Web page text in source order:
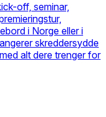
off, seminar,
i Norge eller i
skreddersydde
alt dere trenger for